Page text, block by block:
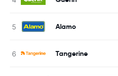
Alamo
Tangerine